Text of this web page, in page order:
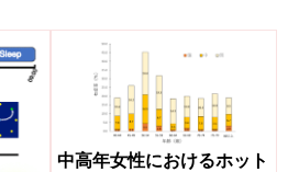
中高年女性におけるホット